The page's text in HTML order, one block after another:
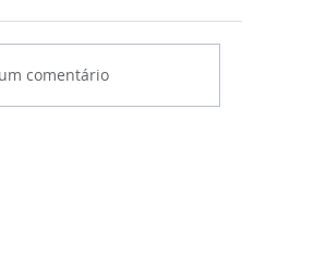
comentário